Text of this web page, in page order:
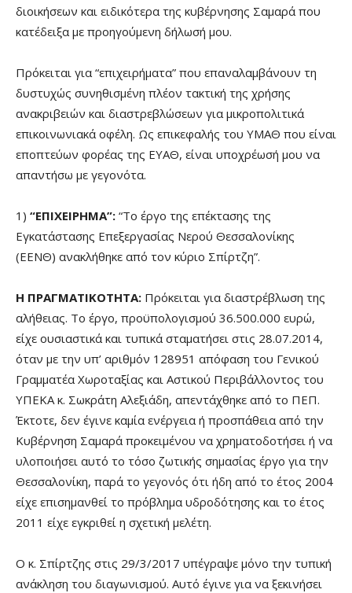
διοικήσεων και ειδικότερα της κυβέρνησης Σαμαρά που
κατέδειξα με προηγούμενη δήλωσή μου.
Πρόκειται για “επιχειρήματα” που επαναλαμβάνουν τη
δυστυχώς συνηθισμένη πλέον τακτική της χρήσης
ανακριβειών και διαστρεβλώσεων για μικροπολιτικά
επικοινωνιακά οφέλη. Ως επικεφαλής του ΥΜΑΘ που είναι
εποπτεύων φορέας της ΕΥΑΘ, είναι υποχρέωσή μου να
απαντήσω με γεγονότα.
1) “ΕΠΙΧΕΙΡΗΜΑ”: “Το έργο της επέκτασης της
Εγκατάστασης Επεξεργασίας Νερού Θεσσαλονίκης
(ΕΕΝΘ) ανακλήθηκε από τον κύριο Σπίρτζη”.
Η ΠΡΑΓΜΑΤΙΚΟΤΗΤΑ: Πρόκειται για διαστρέβλωση της
αλήθειας. Το έργο, προϋπολογισμού 36.500.000 ευρώ,
είχε ουσιαστικά και τυπικά σταματήσει στις 28.07.2014,
όταν με την υπ’ αριθμόν 128951 απόφαση του Γενικού
Γραμματέα Χωροταξίας και Αστικού Περιβάλλοντος του
ΥΠΕΚΑ κ. Σωκράτη Αλεξιάδη, απεντάχθηκε από το ΠΕΠ.
Έκτοτε, δεν έγινε καμία ενέργεια ή προσπάθεια από την
Κυβέρνηση Σαμαρά προκειμένου να χρηματοδοτήσει ή να
υλοποιήσει αυτό το τόσο ζωτικής σημασίας έργο για την
Θεσσαλονίκη, παρά το γεγονός ότι ήδη από το έτος 2004
είχε επισημανθεί το πρόβλημα υδροδότησης και το έτος
2011 είχε εγκριθεί η σχετική μελέτη.
Ο κ. Σπίρτζης στις 29/3/2017 υπέγραψε μόνο την τυπική
ανάκληση του διαγωνισμού. Αυτό έγινε για να ξεκινήσει